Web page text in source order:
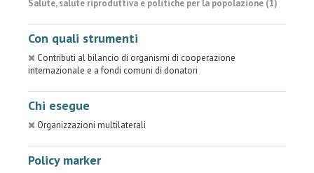
Salute, salute riproduttiva e politiche per la popolazione (1)
Con quali strumenti
Contributi al bilancio di organismi di cooperazione
internazionale e a fondi comuni di donatori
Chi esegue
Organizzazioni multilaterali
Policy marker